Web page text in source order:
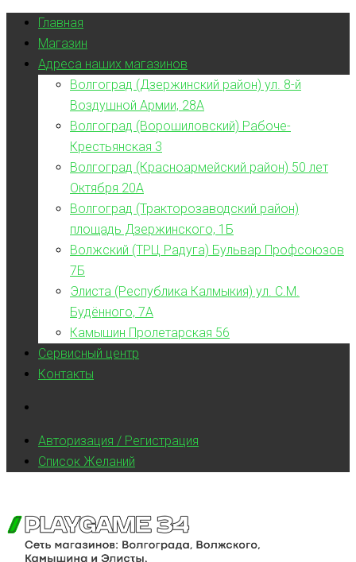
Главная
Магазин
Адреса наших магазинов
Волгоград (Дзержинский район) ул. 8-й
Воздушной Армии, 28А
Волгоград (Ворошиловский) Рабоче-
Крестьянская 3
Волгоград (Красноармейский район) 50 лет
Октября 20А
Волгоград (Тракторозаводский район)
площадь Дзержинского, 1Б
Волжский (ТРЦ Радуга) Бульвар Профсоюзов
7Б
Элиста (Республика Калмыкия) ул. С.М.
Будённого, 7А
Камышин Пролетарская 56
Сервисный центр
Контакты
Авторизация / Регистрация
Список Желаний